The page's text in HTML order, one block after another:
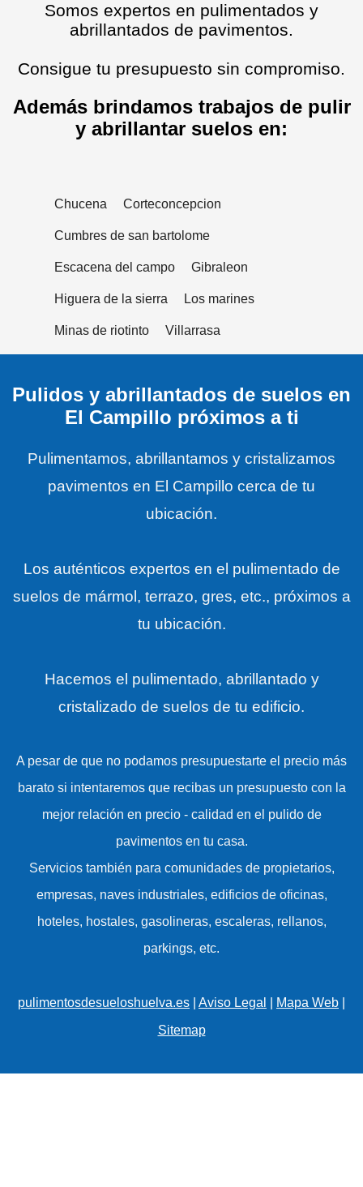
Somos expertos en pulimentados y
abrillantados de pavimentos.
Consigue tu presupuesto sin compromiso.
Además brindamos trabajos de pulir
y abrillantar suelos en:
Chucena Corteconcepcion
Cumbres de san bartolome
Escacena del campo Gibraleon
Higuera de la sierra Los marines
Minas de riotinto Villarrasa
Pulidos y abrillantados de suelos en
El Campillo próximos a ti
Pulimentamos, abrillantamos y cristalizamos
pavimentos en El Campillo cerca de tu
ubicación.
Los auténticos expertos en el pulimentado de
suelos de mármol, terrazo, gres, etc., próximos a
tu ubicación.
Hacemos el pulimentado, abrillantado y
cristalizado de suelos de tu edificio.
A pesar de que no podamos presupuestarte el precio más
barato si intentaremos que recibas un presupuesto con la
mejor relación en precio - calidad en el pulido de
pavimentos en tu casa.
Servicios también para comunidades de propietarios,
empresas, naves industriales, edificios de oficinas,
hoteles, hostales, gasolineras, escaleras, rellanos,
parkings, etc.
pulimentosdesueloshuelva.es Aviso Legal Mapa Web
Sitemap